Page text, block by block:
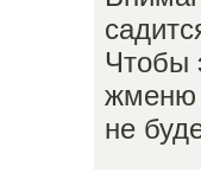
Чтобы
жменю
не